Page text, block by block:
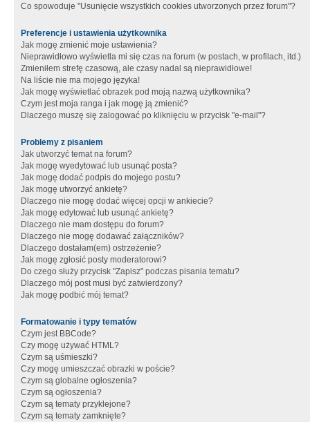
Co spowoduje "Usunięcie wszystkich cookies utworzonych przez forum"?
Preferencje i ustawienia użytkownika
Jak mogę zmienić moje ustawienia?
Nieprawidłowo wyświetla mi się czas na forum (w postach, w profilach, itd.)
Zmieniłem strefę czasową, ale czasy nadal są nieprawidłowe!
Na liście nie ma mojego języka!
Jak mogę wyświetlać obrazek pod moją nazwą użytkownika?
Czym jest moja ranga i jak mogę ją zmienić?
Dlaczego muszę się zalogować po kliknięciu w przycisk "e-mail"?
Problemy z pisaniem
Jak utworzyć temat na forum?
Jak mogę wyedytować lub usunąć posta?
Jak mogę dodać podpis do mojego postu?
Jak mogę utworzyć ankietę?
Dlaczego nie mogę dodać więcej opcji w ankiecie?
Jak mogę edytować lub usunąć ankietę?
Dlaczego nie mam dostępu do forum?
Dlaczego nie mogę dodawać załączników?
Dlaczego dostałam(em) ostrzeżenie?
Jak mogę zgłosić posty moderatorowi?
Do czego służy przycisk "Zapisz" podczas pisania tematu?
Dlaczego mój post musi być zatwierdzony?
Jak mogę podbić mój temat?
Formatowanie i typy tematów
Czym jest BBCode?
Czy mogę używać HTML?
Czym są uśmieszki?
Czy mogę umieszczać obrazki w poście?
Czym są globalne ogłoszenia?
Czym są ogłoszenia?
Czym są tematy przyklejone?
Czym są tematy zamknięte?